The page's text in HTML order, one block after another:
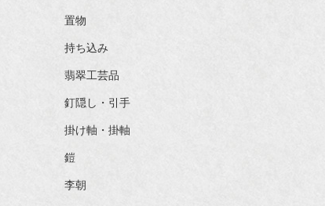
置物
持ち込み
翡翠工芸品
釘隠し・引手
掛け軸・掛軸
鎧
李朝